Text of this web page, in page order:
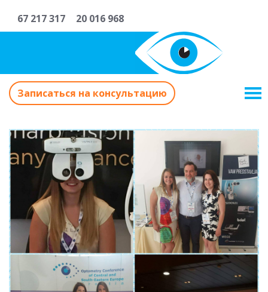
67 217 317 20 016 968
Записаться на консультацию